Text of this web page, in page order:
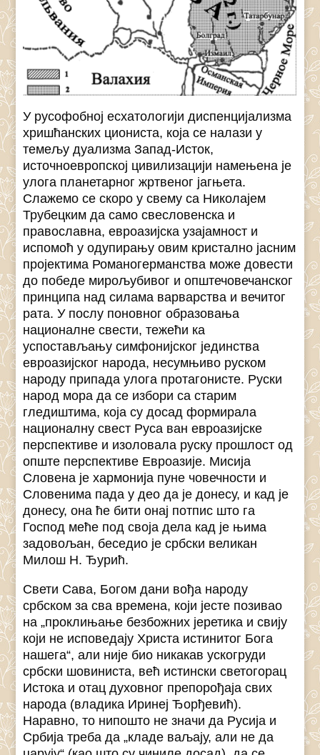
У русофобној есхатологији диспенцијализма
хришћанских циониста, која се налази у
темељу дуализма Запад-Исток,
источноевропској цивилизацији намењена је
улога планетарног жртвеног јагњета.
Слажемо се скоро у свему са Николајем
Трубецким да само свесловенска и
православна, евроазијска узајамност и
испомоћ у одупирању овим кристално јасним
пројектима Романогерманства може довести
до победе мирољубивог и општечовечанског
принципа над силама варварства и вечитог
рата. У послу поновног образовања
националне свести, тежећи ка
успостављању симфонијског јединства
евроазијског народа, несумњиво руском
народу припада улога протагонисте. Руски
народ мора да се избори са старим
гледиштима, која су досад формирала
националну свест Руса ван евроазијске
перспективе и изоловала руску прошлост од
опште перспективе Евроазије. Мисија
Словена је хармонија пуне човечности и
Словенима пада у део да је донесу, и кад је
донесу, она ће бити онај потпис што га
Господ меће под своја дела кад је њима
задовољан, беседио је србски великан
Милош Н. Ђурић.
Свети Сава, Богом дани вођа народу
србском за сва времена, који јесте позивао
на „проклињање безбожних јеретика и свију
који не исповедају Христа истинитог Бога
нашега“, али није био никакав ускогруди
србски шовиниста, већ истински светогорац
Истока и отац духовног препорођаја свих
народа (владика Иринеј Ђорђевић).
Наравно, то нипошто не значи да Русија и
Србија треба да „кладе ваљају, али не да